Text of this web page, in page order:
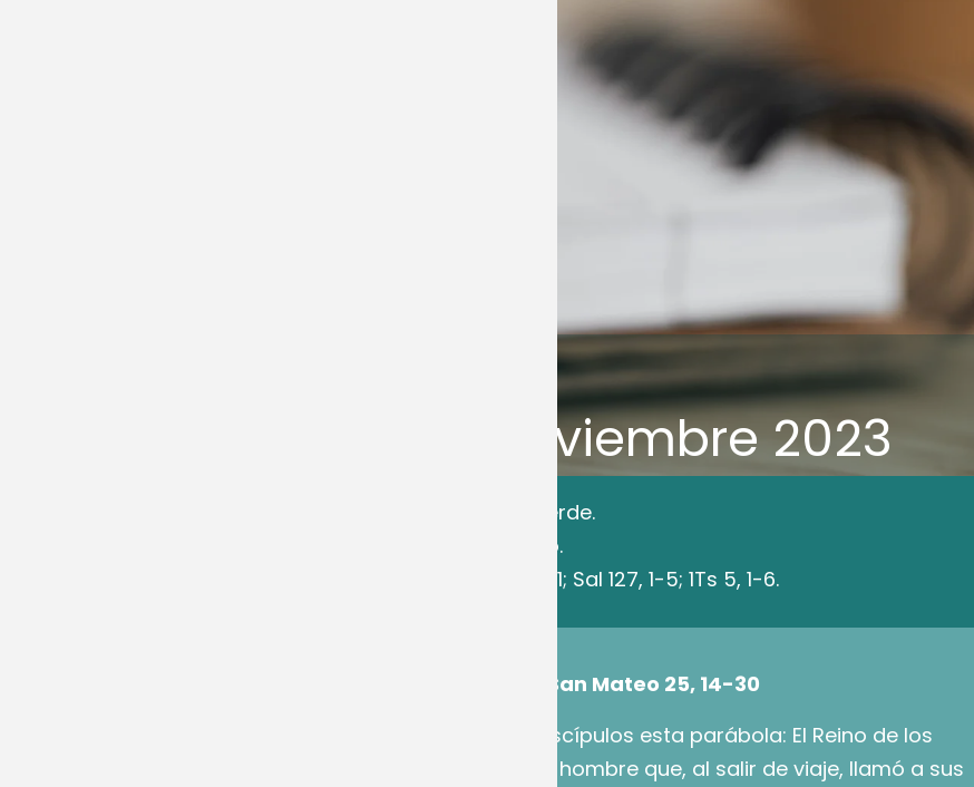
Noviembre 2023
33° durante el año. Verde.
Semana 1ª del Salterio.
Pr 31, 10-13. 19-20. 30-31; Sal 127, 1-5; 1Ts 5, 1-6.
Evangelio según San Mateo 25, 14-30
Jesús dijo a sus discípulos esta parábola: El Reino de los
Cielos es como un hombre que, al salir de viaje, llamó a sus